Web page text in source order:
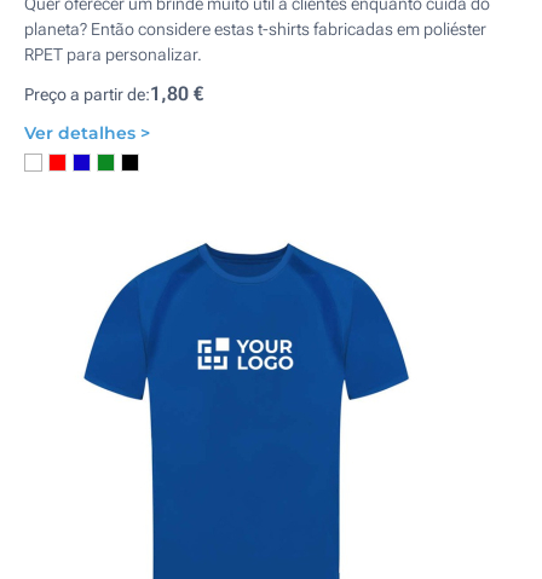
planeta? Então considere estas t-shirts fabricadas em poliéster
RPET para personalizar.
Preço a partir de:1,80 €
Ver detalhes >